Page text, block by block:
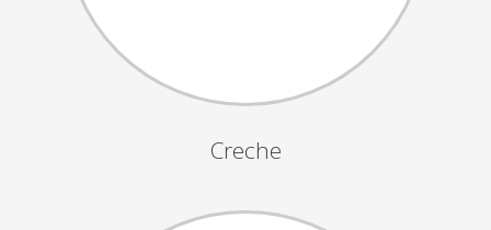
Dia da Mãe
Dia Mundial da Criança
Marchas Populares
Creche